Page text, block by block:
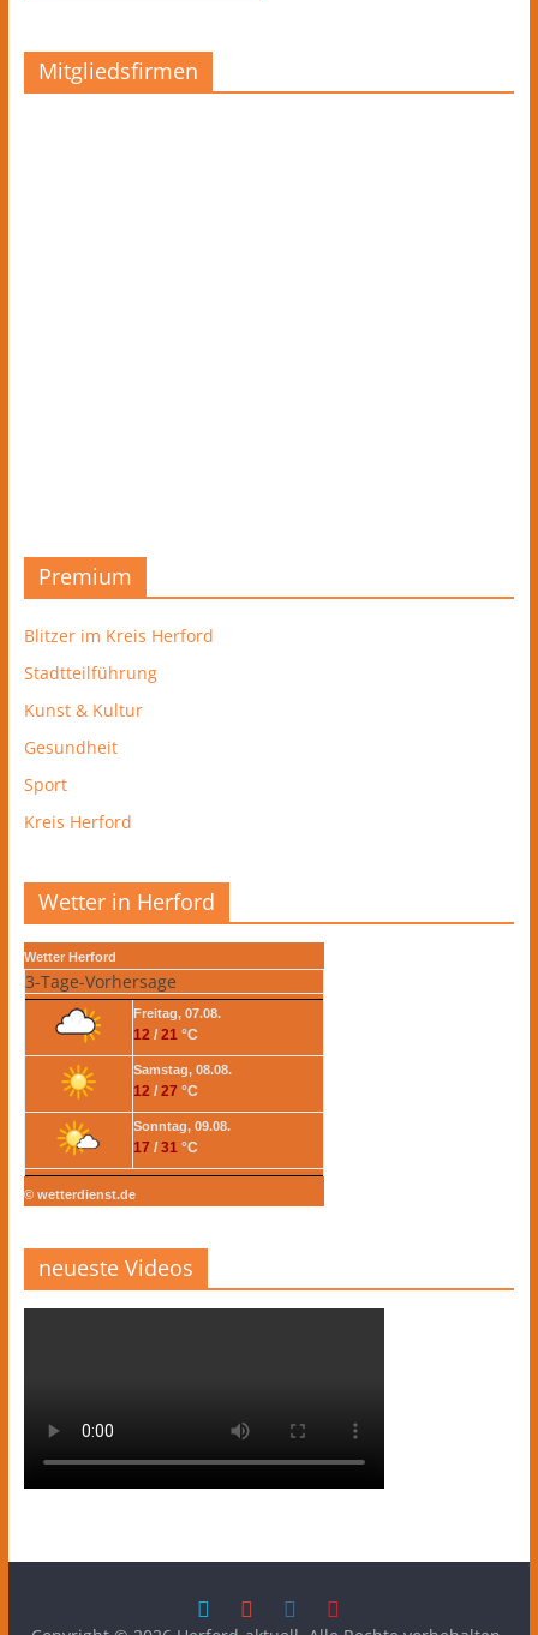
Mitgliedsfirmen
Premium
Blitzer im Kreis Herford
Stadtteilführung
Kunst & Kultur
Gesundheit
Sport
Kreis Herford
Wetter in Herford
Wetter Herford
3-Tage-Vorhersage
Freitag, 07.08.
12 / 21°C
Samstag, 08.08.
12 / 27 °C
Sonntag, 09.08.
17 / 31°C
© wetterdienst.de
neueste Videos